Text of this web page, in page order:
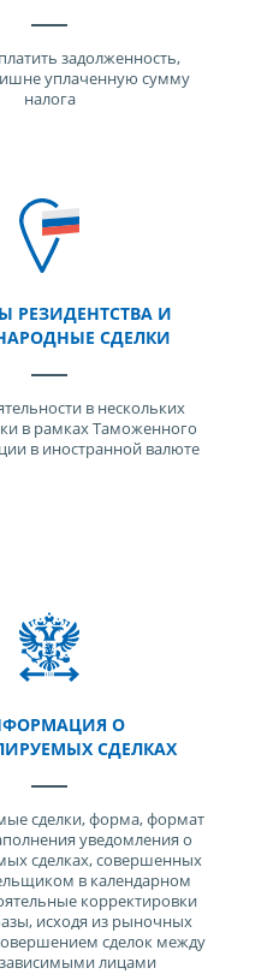
задолженность,
уплаченную сумму
налога
РЕЗИДЕНТСТВА И
СДЕЛКИ
в нескольких
в рамках Таможенного
в иностранной валюте
О
СДЕЛКАХ
сделки, форма, формат
уведомления о
сделках, совершенных
в календарном
корректировки
исходя из рыночных
сделок между
лицами